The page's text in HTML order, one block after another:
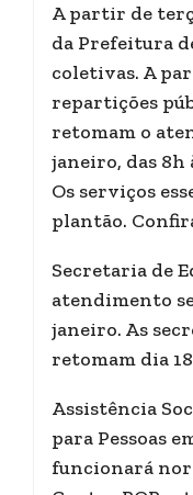
A partir de
da Prefeitura
coletivas. A
repartições
retomam o
janeiro, das 8h
Os serviços
plantão.
Secretaria de
atendimento
janeiro. As
retomam dia
Assistência
para Pessoas
funcionará